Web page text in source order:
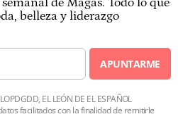
belleza y liderazgo
APUNTARME
EL LEÓN DE EL ESPAÑOL
facilitados con la finalidad de remitirle